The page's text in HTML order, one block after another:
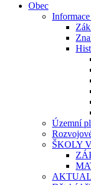
Obec
Územní
ŠKOLY